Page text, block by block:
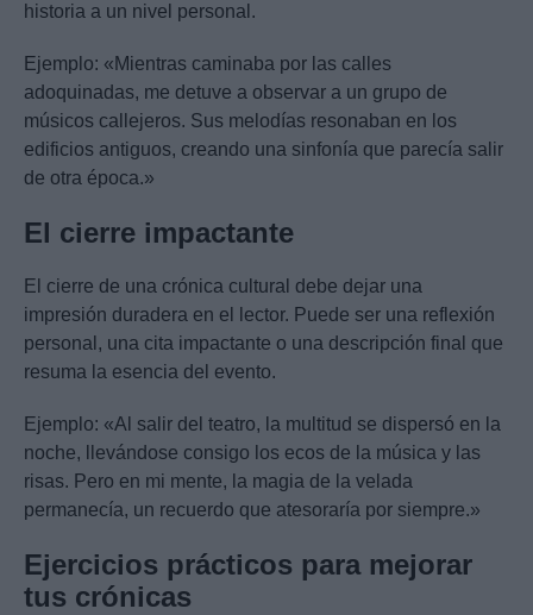
historia a un nivel personal.
Ejemplo: «Mientras caminaba por las calles
adoquinadas, me detuve a observar a un grupo de
músicos callejeros. Sus melodías resonaban en los
edificios antiguos, creando una sinfonía que parecía salir
de otra época.»
El cierre impactante
El cierre de una crónica cultural debe dejar una
impresión duradera en el lector. Puede ser una reflexión
personal, una cita impactante o una descripción final que
resuma la esencia del evento.
Ejemplo: «Al salir del teatro, la multitud se dispersó en la
noche, llevándose consigo los ecos de la música y las
risas. Pero en mi mente, la magia de la velada
permanecía, un recuerdo que atesoraría por siempre.»
Ejercicios prácticos para mejorar
tus crónicas